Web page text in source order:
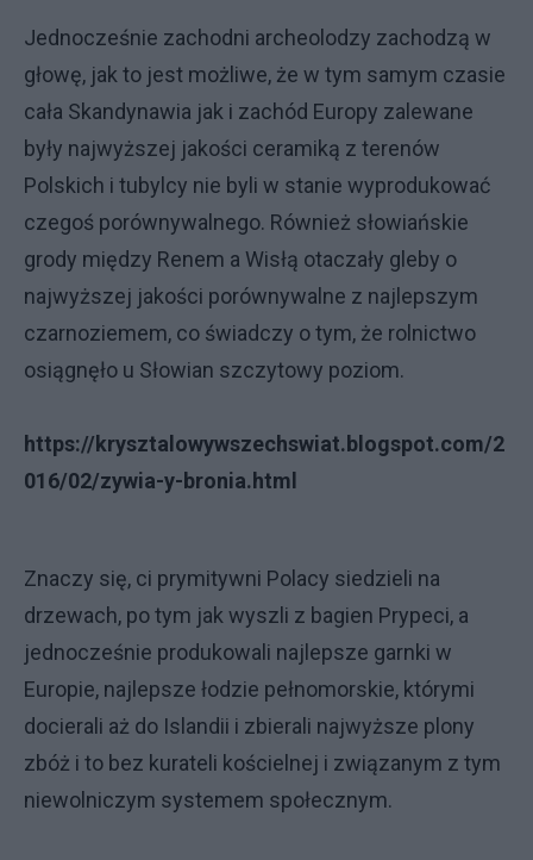
Jednocześnie zachodni archeolodzy zachodzą w
głowę, jak to jest możliwe, że w tym samym czasie
cała Skandynawia jak i zachód Europy zalewane
były najwyższej jakości ceramiką z terenów
Polskich i tubylcy nie byli w stanie wyprodukować
czegoś porównywalnego. Również słowiańskie
grody między Renem a Wisłą otaczały gleby o
najwyższej jakości porównywalne z najlepszym
czarnoziemem, co świadczy o tym, że rolnictwo
osiągnęło u Słowian szczytowy poziom.
https://krysztalowywszechswiat.blogspot.com/2
016/02/zywia-y-bronia.html
Znaczy się, ci prymitywni Polacy siedzieli na
drzewach, po tym jak wyszli z bagien Prypeci, a
jednocześnie produkowali najlepsze garnki w
Europie, najlepsze łodzie pełnomorskie, którymi
docierali aż do Islandii i zbierali najwyższe plony
zbóż i to bez kurateli kościelnej i związanym z tym
niewolniczym systemem społecznym.